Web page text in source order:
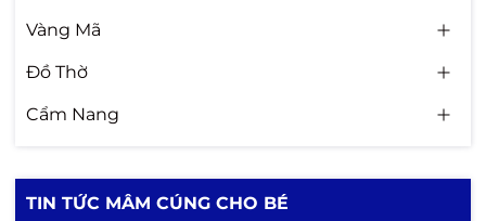
Vàng Mã
Đồ Thờ
Cẩm Nang
TIN TỨC MÂM CÚNG CHO BÉ